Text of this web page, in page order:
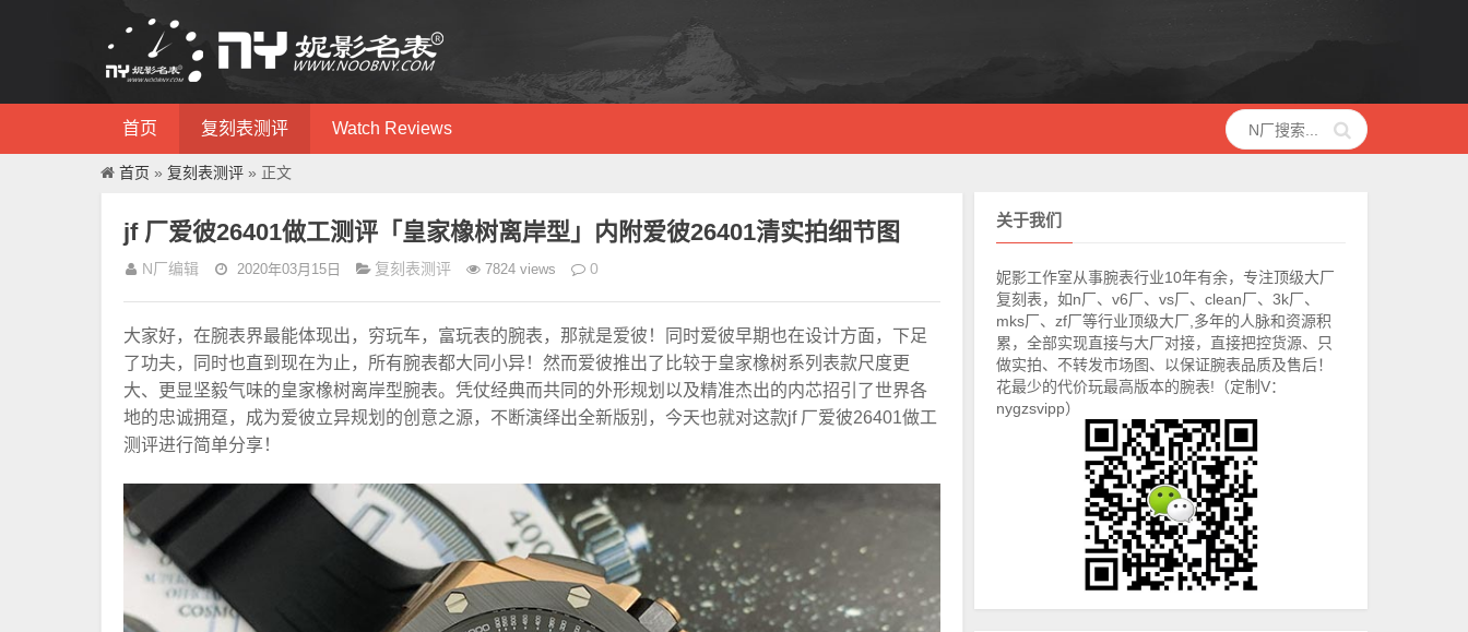
首页 复刻表测评 Watch Reviews
首页 » 复刻表测评 » 正文
jf 厂爱彼26401做工测评「皇家橡树离岸型」内附爱彼26401清实拍细节图
N厂编辑 2020年03月15日 复刻表测评 7824 views 0
大家好，在腕表界最能体现出，穷玩车，富玩表的腕表，那就是爱彼！同时爱彼早期也在设计方面，下足
了功夫，同时也直到现在为止，所有腕表都大同小异！然而爱彼推出了比较于皇家橡树系列表款尺度更
大、更显坚毅气味的皇家橡树离岸型腕表。凭仗经典而共同的外形规划以及精准杰出的内芯招引了世界各
地的忠诚拥趸，成为爱彼立异规划的创意之源，不断演绎出全新版别，今天也就对这款jf 厂爱彼26401做工
测评进行简单分享！
关于我们
妮影工作室从事腕表行业10年有余，专注顶级大厂
复刻表，如n厂、v6厂、vs厂、clean厂、3k厂、
mks厂、zf厂等行业顶级大厂,多年的人脉和资源积
累，全部实现直接与大厂对接，直接把控货源、只
做实拍、不转发市场图、以保证腕表品质及售后！
花最少的代价玩最高版本的腕表!（定制V：
nygzsvipp）